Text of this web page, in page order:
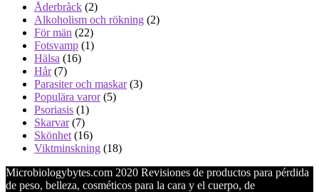
Åderbråck (2)
Alkoholism och rökning (2)
För män (22)
Fotsvamp (1)
Hälsa (16)
Hår(7)
Parasiter och maskar(3)
Populära varor(5)
Psoriasis (1)
Skarvar(7)
Skönhet (16)
Viktminskning (18)
Microbiologybytes.com 2020 Revisiones de productos para pérdida
de peso, belleza, cosméticos para la cara y el cuerpo, de